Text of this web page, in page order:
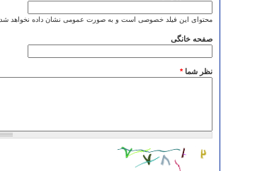
محتوای این فیلد خصوصی است و به صورت عمومی نشان داده نخواهد شد.
صفحه خانگی
نظر شما*